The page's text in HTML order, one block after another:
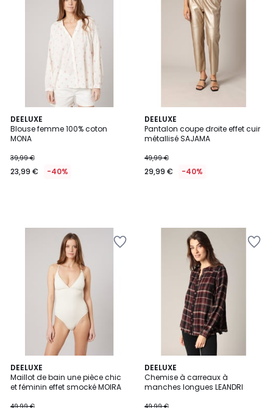
DEELUXE
Blouse femme 100% coton
MONA
39,99 €
23,99 € -40%
DEELUXE
Pantalon coupe droite effet cuir
métallisé SAJAMA
49,99 €
29,99 € -40%
DEELUXE
Maillot de bain une pièce chic
et féminin effet smocké MOIRA
2
Couleurs
DEELUXE
Chemise à carreaux à
manches longues LEANDRI